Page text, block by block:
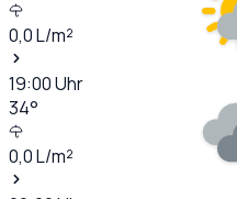
0,0L/m²
19:00Uhr
34°
0,0L/m²